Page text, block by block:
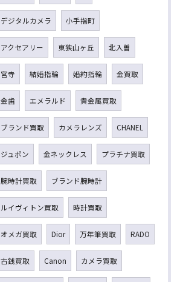
デジタルカメラ 小手指町
アクセアリー 東狭山ヶ丘 北入曽
宮寺 結婚指輪 婚約指輪 金買取
金歯 エメラルド 貴金属買取
ブランド買取 カメラレンズ CHANEL
ジュポン 金ネックレス プラチナ買取
腕時計買取 ブランド腕時計
ルイヴィトン買取 時計買取
オメガ買取 Dior 万年筆買取 RADO
古銭買取 Canon カメラ買取